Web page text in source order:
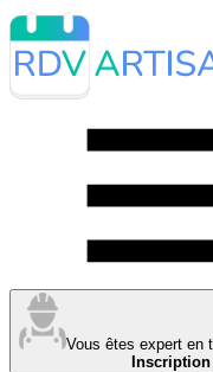
Vous êtes expert en